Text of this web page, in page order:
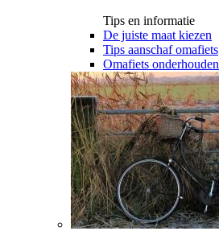
Tips en informatie
De juiste maat kiezen
Tips aanschaf omafiets
Omafiets onderhouden